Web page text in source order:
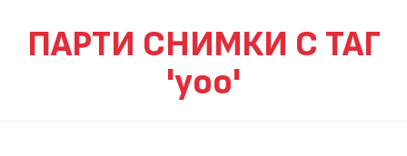
ПАРТИ СНИМКИ С ТАГ
'yoo'